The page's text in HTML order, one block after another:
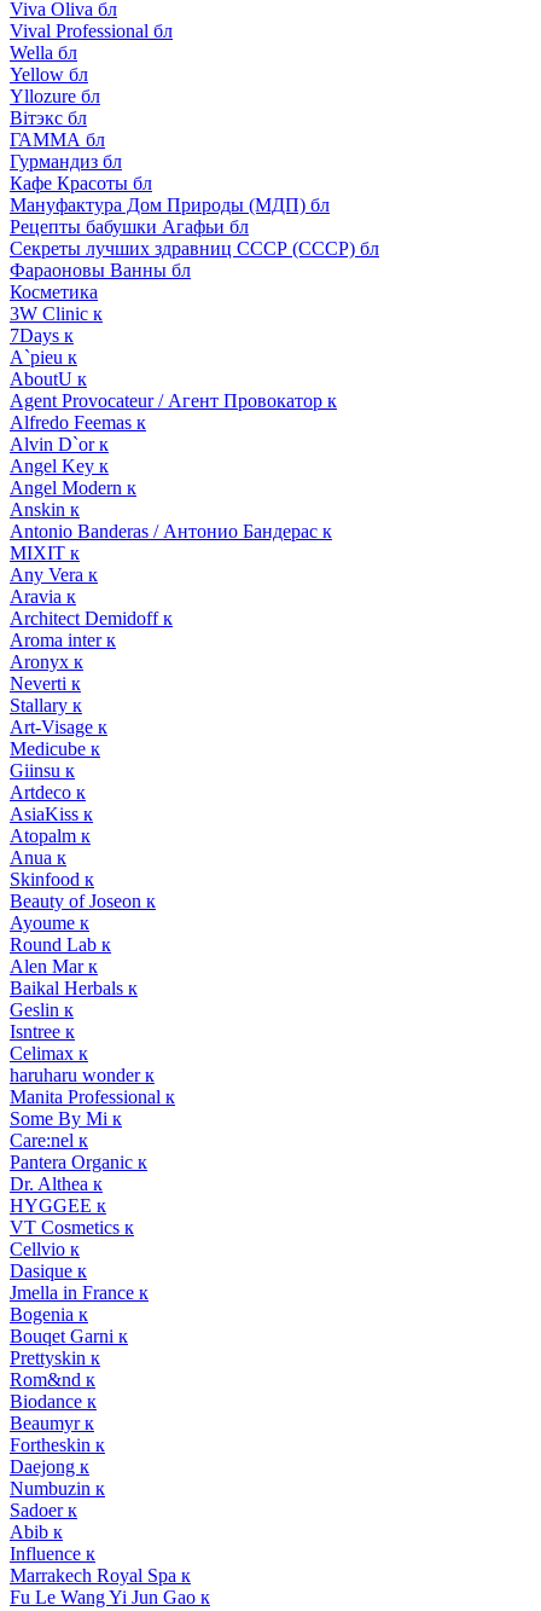
Viva Oliva бл
Vival Professional бл
Wella бл
Yellow бл
Yllozure бл
Вiтэкс бл
ГАММА бл
Гурмандиз бл
Кафе Красоты бл
Мануфактура Дом Природы (МДП) бл
Рецепты бабушки Агафьи бл
Секреты лучших здравниц СССР (СССР) бл
Фараоновы Ванны бл
Косметика
3W Clinic к
7Days к
A`pieu к
AboutU к
Agent Provocateur / Агент Провокатор к
Alfredo Feemas к
Alvin D`or к
Angel Key к
Angel Modern к
Anskin к
Antonio Banderas / Антонио Бандерас к
MIXIT к
Any Vera к
Aravia к
Architect Demidoff к
Aroma inter к
Aronyx к
Neverti к
Stallary к
Art-Visage к
Medicube к
Giinsu к
Artdeco к
AsiaKiss к
Atopalm к
Anua к
Skinfood к
Beauty of Joseon к
Ayoume к
Round Lab к
Alen Mar к
Baikal Herbals к
Geslin к
Isntree к
Celimax к
haruharu wonder к
Manita Professional к
Some By Mi к
Care:nel к
Pantera Organic к
Dr. Althea к
HYGGEE к
VT Cosmetics к
Cellvio к
Dasique к
Jmella in France к
Bogenia к
Bouqet Garni к
Prettyskin к
Rom&nd к
Biodance к
Beaumyr к
Fortheskin к
Daejong к
Numbuzin к
Sadoer к
Abib к
Influence к
Marrakech Royal Spa к
Fu Le Wang Yi Jun Gao к